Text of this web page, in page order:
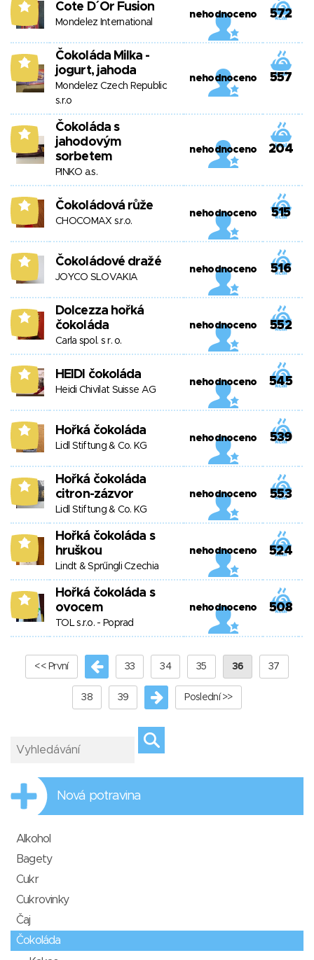
8 Cote D´Or Fusion
Mondelez International
nehodnoceno 572
8
Čokoláda Milka -
jogurt, jahoda
Mondelez Czech Republic
s.r.o
nehodnoceno 557
8
Čokoláda s
jahodovým
sorbetem
PINKO a.s.
nehodnoceno 204
8 Čokoládová růže
CHOCOMAX s.r.o.
nehodnoceno 515
8 Čokoládové dražé
JOYCO SLOVAKIA
nehodnoceno 516
8
Dolcezza hořká
čokoláda
Carla spol. s r. o.
nehodnoceno 552
8 HEIDI čokoláda
Heidi Chivilat Suisse AG
nehodnoceno 545
8 Hořká čokoláda
Lidl Stiftung & Co. KG
nehodnoceno 539
8
Hořká čokoláda
citron-zázvor
Lidl Stiftung & Co. KG
nehodnoceno 553
8
Hořká čokoláda s
hruškou
Lindt & Sprűngli Czechia
nehodnoceno 524
8
Hořká čokoláda s
ovocem
TOL s.r.o. - Poprad
nehodnoceno 508
<< První 33 34 35 36 37
38 39 Poslední >>
Nová potravina
Alkohol
Bagety
Cukr
Cukrovinky
Čaj
Čokoláda